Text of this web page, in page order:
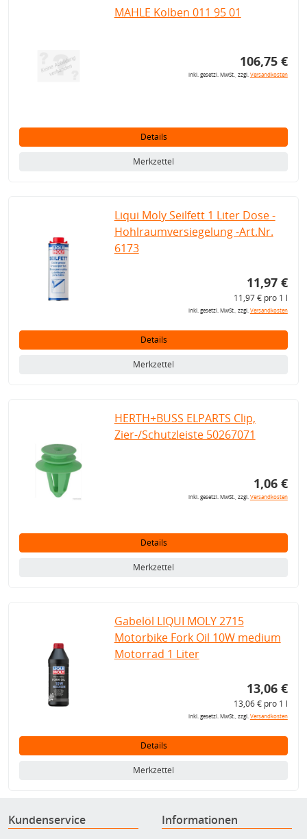
MAHLE Kolben 011 95 01
106,75 €
inkl. gesetzl. MwSt., zzgl.Versandkosten
Details
Merkzettel
Liqui Moly Seilfett 1 Liter Dose -
Hohlraumversiegelung -Art.Nr.
6173
11,97 €
11,97 € pro 1 l
inkl. gesetzl. MwSt., zzgl.Versandkosten
Details
Merkzettel
HERTH+BUSS ELPARTS Clip,
Zier-/Schutzleiste 50267071
1,06 €
inkl. gesetzl. MwSt., zzgl.Versandkosten
Details
Merkzettel
Gabelöl LIQUI MOLY 2715
Motorbike Fork Oil 10W medium
Motorrad 1 Liter
13,06 €
13,06 € pro 1 l
inkl. gesetzl. MwSt., zzgl.Versandkosten
Details
Merkzettel
Kundenservice Informationen